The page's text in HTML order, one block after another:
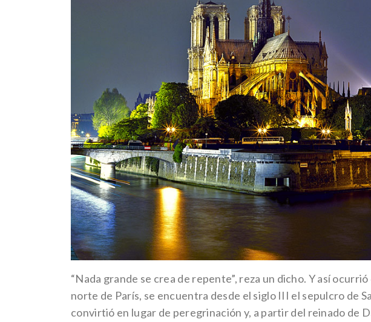
“Nada grande se crea de repente”, reza un dicho. Y así
norte de París, se encuentra desde el siglo III el sepulcro de
convirtió en lugar de peregrinación y, a partir del reinado de